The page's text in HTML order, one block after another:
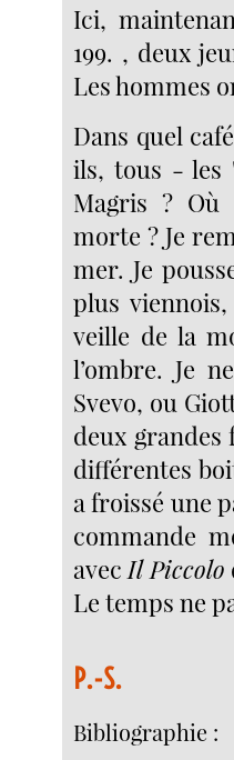
Ici,
199. , deux
Les hommes
Dans quel
ils, tous - les
Magris ?
morte ? Je
mer. Je
plus
veille de la
l’ombre. Je
Svevo, ou
deux grandes
différentes
a froissé une
commande
avecIl Piccolo
Le temps ne
P.-S.
Bibliographie :